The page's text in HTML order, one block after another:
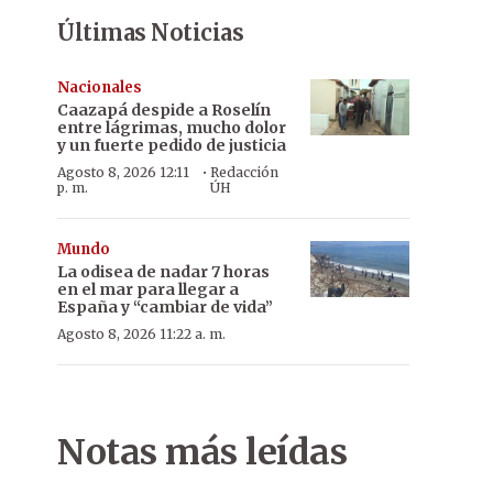
Últimas Noticias
Nacionales
Caazapá despide a Roselín
entre lágrimas, mucho dolor
y un fuerte pedido de justicia
Agosto 8, 2026 12:11
p. m.
· Redacción
ÚH
Mundo
La odisea de nadar 7 horas
en el mar para llegar a
España y “cambiar de vida”
Agosto 8, 2026 11:22 a. m.
Notas más leídas